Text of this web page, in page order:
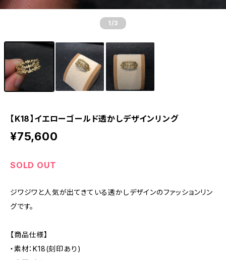
1 /3
【K18】イエローゴールド透かしデザインリング
¥75,600
SOLD OUT
ジワジワと人気が出てきている透かしデザインのファッションリン
グです。
【商品仕様】
・素材：K18(刻印あり)